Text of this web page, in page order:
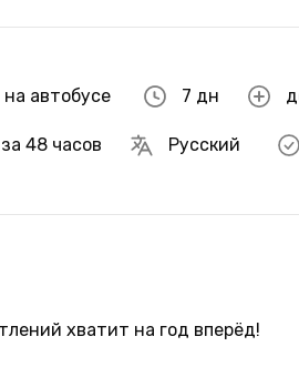
на автобусе 7 дн
48 часов Русский
хватит на год вперёд!